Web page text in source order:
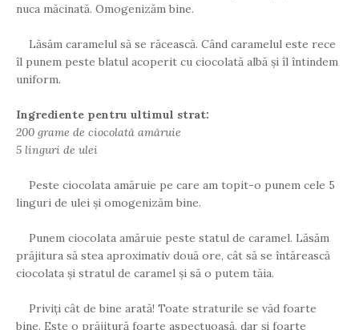
nuca măcinată. Omogenizăm bine.
Lăsăm caramelul să se răcească. Când caramelul este rece
îl punem peste blatul acoperit cu ciocolată albă și îl întindem
uniform.
Ingrediente pentru ultimul strat:
200 grame de ciocolată amăruie
5 linguri de ulei
Peste ciocolata amăruie pe care am topit-o punem cele 5
linguri de ulei și omogenizăm bine.
Punem ciocolata amăruie peste statul de caramel. Lăsăm
prăjitura să stea aproximativ două ore, cât să se întărească
ciocolata și stratul de caramel și să o putem tăia.
Priviți cât de bine arată! Toate straturile se văd foarte
bine. Este o prăjitură foarte aspectuoasă, dar și foarte